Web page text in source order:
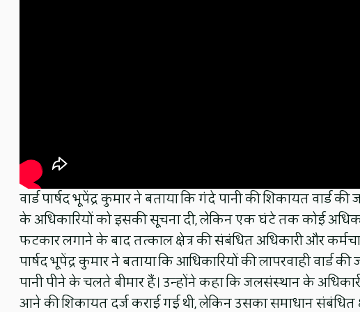
वार्ड पार्षद भूपेंद्र कुमार ने बताया कि गंदे पानी की शिकायत
के अधिकारियों को इसकी सूचना दी, लेकिन एक घंटे तक कोई
फटकार लगाने के बाद तत्काल क्षेत्र की संबंधित अधिकारी और
पार्षद भूपेंद्र कुमार ने बताया कि आधिकारियों की लापरवाही वार्ड
पानी पीने के चलते बीमार हैं। उन्होंने कहा कि जलसंस्थान के
आने की शिकायत दर्ज कराई गई थी, लेकिन उसका समाधान संबंधित